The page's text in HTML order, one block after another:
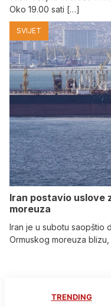
Oko 19.00 sati […]
SVIJET
Iran postavio uslove
moreuza
Iran je u subotu saopštio
Ormuskog moreuza
TRENDING